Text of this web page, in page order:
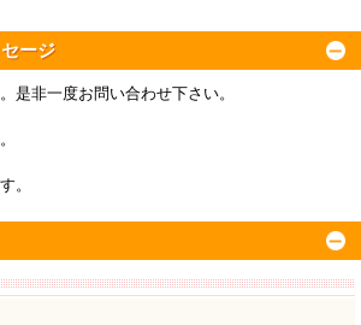
ージ
是非一度お問い合わせ下さい。
。